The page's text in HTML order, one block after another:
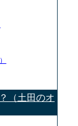
（土田のオ